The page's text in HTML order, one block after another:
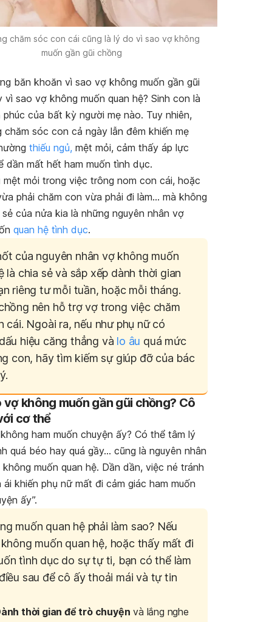
chăm sóc con cái cũng là lý do vì sao vợ không
muốn gần gũi chồng
băn khoăn vì sao vợ không muốn gần gũi
vì sao vợ không muốn quan hệ? Sinh con là
phúc của bất kỳ người mẹ nào. Tuy nhiên,
chăm sóc con cả ngày lẫn đêm khiến mẹ
thiếu ngủ, mệt mỏi, cảm thấy áp lực
dần mất hết ham muốn tình dục.
mệt mỏi trong việc trông nom con cái, hoặc
phải chăm con vừa phải đi làm… mà không
của nửa kia là những nguyên nhân vợ
quan hệ tình dục.
của nguyên nhân vợ không muốn
là chia sẻ và sắp xếp dành thời gian
riêng tư mỗi tuần, hoặc mỗi tháng.
nên hỗ trợ vợ trong việc chăm
cái. Ngoài ra, nếu như phụ nữ có
hiệu căng thẳng và lo âu quá mức
con, hãy tìm kiếm sự giúp đỡ của bác
vợ không muốn gần gũi chồng? Cô
cơ thể
ham muốn chuyện ấy? Có thể tâm lý
quá béo hay quá gầy… cũng là nguyên nhân
muốn quan hệ. Dần dần, việc né tránh
ái khiến phụ nữ mất đi cảm giác ham muốn
ấy”.
muốn quan hệ phải làm sao? Nếu
muốn quan hệ, hoặc thấy mất đi
tình dục do sự tự ti, bạn có thể làm
sau để cô ấy thoải mái và tự tin
thời gian để trò chuyện và lắng nghe